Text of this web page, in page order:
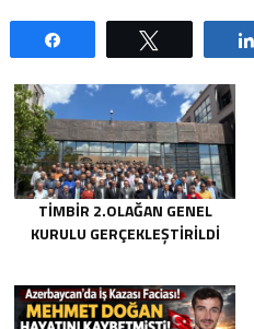
TİMBİR 2.OLAĞAN GENEL
KURULU GERÇEKLEŞTIRILDI